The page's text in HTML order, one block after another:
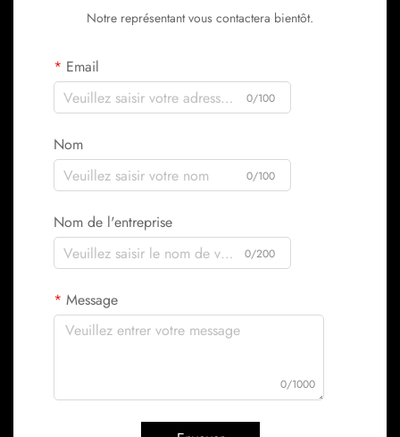
Notre représentant vous contactera bientôt.
Email
0/100
Nom
0/100
Nom de l'entreprise
0/200
Message
0/1000